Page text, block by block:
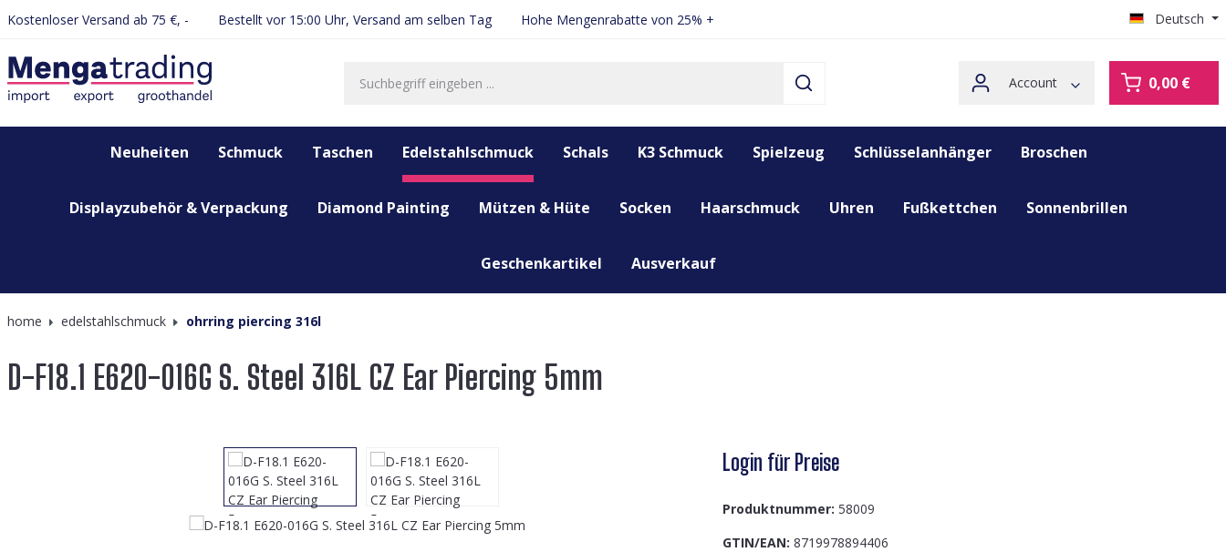
Zur Hauptnavigation springen
Kostenloser Versand ab 75 €, - Bestellt vor 15:00 Uhr, Versand am selben Tag Hohe Mengenrabatte von 25% + Deutsch
Account 0,00 €
Neuheiten Schmuck Taschen Edelstahlschmuck Schals K3 Schmuck Spielzeug Schlüsselanhänger Broschen
Displayzubehör & Verpackung Diamond Painting Mützen & Hüte Socken Haarschmuck Uhren Fußkettchen Sonnenbrillen
Geschenkartikel Ausverkauf
home edelstahlschmuck ohrring piercing 316l
D-F18.1 E620-016G S. Steel 316L CZ Ear Piercing 5mm
Login für Preise
Produktnummer: 58009
GTIN/EAN: 8719978894406